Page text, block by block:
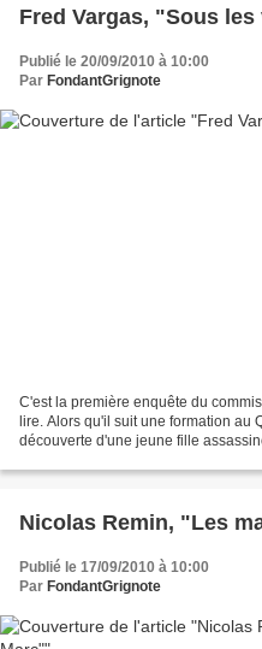
Fred Vargas, "Sous
Publié le 20/09/2010 à 10:00
Par FondantGrignote
C'est la première enquête du
lire. Alors qu'il suit une formation au
découverte d'une jeune fille
Nicolas Remin, "Les
Publié le 17/09/2010 à 10:00
Par FondantGrignote